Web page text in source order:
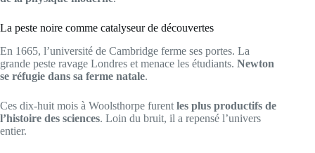
La peste noire comme catalyseur de découvertes
En 1665, l’université de Cambridge ferme ses portes. La
grande peste ravage Londres et menace les étudiants. Newton
se réfugie dans sa ferme natale.
Ces dix-huit mois à Woolsthorpe furent les plus productifs de
l’histoire des sciences. Loin du bruit, il a repensé l’univers
entier.